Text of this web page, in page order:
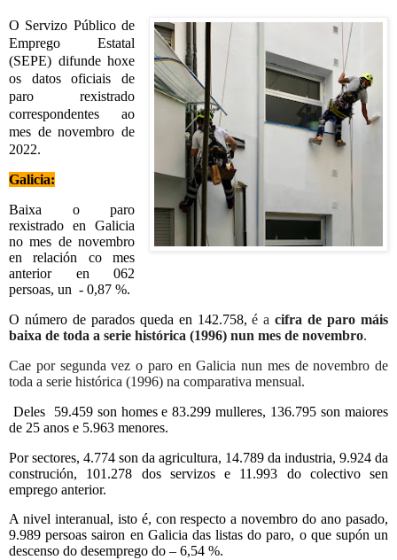
O Servizo Público de
Emprego Estatal
(SEPE) difunde hoxe
os datos oficiais de
paro rexistrado
correspondentes ao
mes de novembro de
2022.
Galicia:
Baixa o paro
rexistrado en Galicia
no mes de novembro
en relación co mes
anterior en 062
persoas, un - 0,87 %.
O número de parados queda en 142.758,é a cifra de paro máis
baixa de toda a serie histórica (1996) nun mes de novembro.
Cae por segunda vez o paro en Galicia nun mes de novembro de
toda a serie histórica (1996) na comparativa mensual.
Deles 59.459 son homes e 83.299 mulleres, 136.795 son maiores
de 25 anos e 5.963 menores.
Por sectores, 4.774 son da agricultura, 14.789 da industria, 9.924 da
construción, 101.278 dos servizos e 11.993 do colectivo sen
emprego anterior.
A nivel interanual, isto é, con respecto a novembro do ano pasado,
9.989 persoas sairon en Galicia das listas do paro, o que supón un
descenso do desemprego do – 6,54 %.